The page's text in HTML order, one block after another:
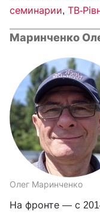
семинарии, ТВ-
Маринченко
Олег Маринченко
На фронте — с